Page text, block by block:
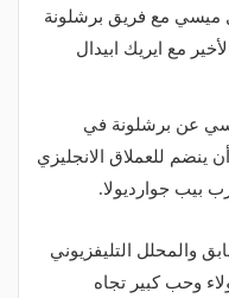
ميسي مع فريق برشلونة
مع ايريك ابيدال
عن برشلونة في
ينضم للعملاق الانجليزي
بيب جوارديولا.
والمحلل التليفزيوني
وحب كبير تجاه